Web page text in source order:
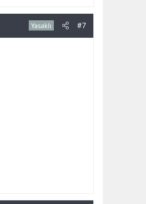
Yasaklı #7